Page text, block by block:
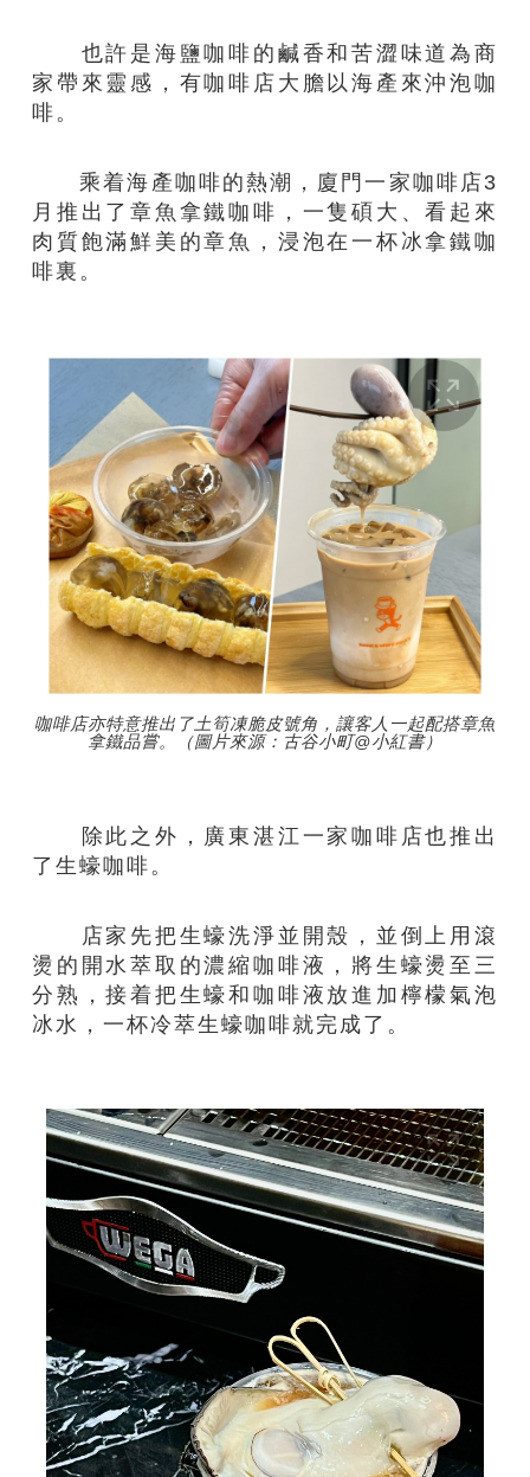
也許是海鹽咖啡的鹹香和苦澀味道為商
家帶來靈感，有咖啡店大膽以海產來沖泡咖
啡。
乘着海產咖啡的熱潮，廈門一家咖啡店3
月推出了章魚拿鐵咖啡，一隻碩大、看起來
肉質飽滿鮮美的章魚，浸泡在一杯冰拿鐵咖
啡裏。
咖啡店亦特意推出了土筍凍脆皮號角，讓客人一起配搭章魚
拿鐵品嘗。（圖片來源：古谷小町@小紅書）
除此之外，廣東湛江一家咖啡店也推出
了生蠔咖啡。
店家先把生蠔洗淨並開殼，並倒上用滾
燙的開水萃取的濃縮咖啡液，將生蠔燙至三
分熟，接着把生蠔和咖啡液放進加檸檬氣泡
冰水，一杯冷萃生蠔咖啡就完成了。